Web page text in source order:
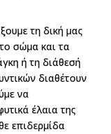
τη δική μας
σώμα και τα
ή τη διάθεσή
διαθέτουν
να
έλαια της
επιδερμίδα